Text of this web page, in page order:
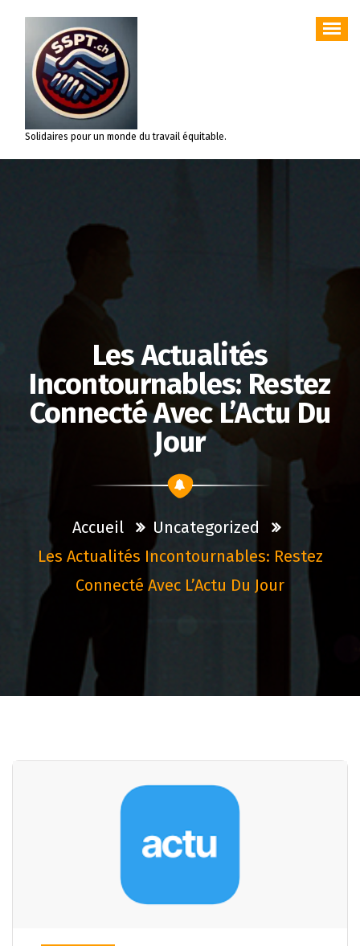
contenu
Solidaires pour un monde du travail équitable.
Les Actualités
Incontournables: Restez
Connecté Avec L’Actu Du
Jour
Accueil
Uncategorized
Les Actualités Incontournables: Restez
Connecté Avec L’Actu Du Jour